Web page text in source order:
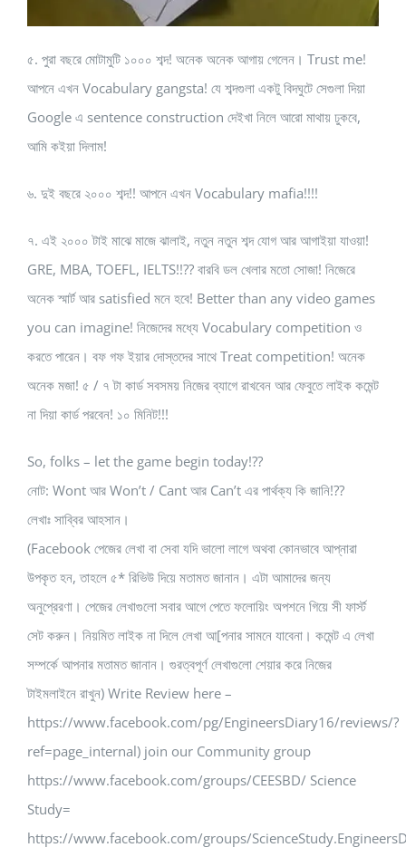
৫. পুরা বছরে মোটামুটি ১০০০ শব্দ! অনেক অনেক আগায় গেলেন। Trust me!
আপনে এখন Vocabulary gangsta! যে শব্দগুলা একটু বিদঘুটে সেগুলা দিয়া
Google এ sentence construction দেইখা নিলে আরো মাথায় ঢুকবে,
আমি কইয়া দিলাম!
৬. দুই বছরে ২০০০ শব্দ!! আপনে এখন Vocabulary mafia!!!!
৭. এই ২০০০ টাই মাঝে মাজে ঝালাই, নতুন নতুন শব্দ যোগ আর আগাইয়া যাওয়া!
GRE, MBA, TOEFL, IELTS!!?? বারবি ডল খেলার মতো সোজা! নিজেরে
অনেক স্মার্ট আর satisfied মনে হবে! Better than any video games
you can imagine! নিজেদের মধ্যে Vocabulary competition ও
করতে পারেন। বফ গফ ইয়ার দোস্তদের সাথে Treat competition! অনেক
অনেক মজা! ৫ / ৭ টা কার্ড সবসময় নিজের ব্যাগে রাখবেন আর ফেবুতে লাইক কমেন্ট
না দিয়া কার্ড পরবেন! ১০ মিনিট!!!
So, folks – let the game begin today!??
নোট: Wont আর Won’t / Cant আর Can’t এর পার্থক্য কি জানি!??
লেখাঃ সাব্বির আহসান।
(Facebook পেজের লেখা বা সেবা যদি ভালো লাগে অথবা কোনভাবে আপ্নারা
উপকৃত হন, তাহলে ৫* রিভিউ দিয়ে মতামত জানান। এটা আমাদের জন্য
অনুপ্রেরণা। পেজের লেখাগুলো সবার আগে পেতে ফলোয়িং অপশনে গিয়ে সী ফার্স্ট
সেট করুন। নিয়মিত লাইক না দিলে লেখা আ[পনার সামনে যাবেনা। কমেন্ট এ লেখা
সম্পর্কে আপনার মতামত জানান। গুরত্বপূর্ণ লেখাগুলো শেয়ার করে নিজের
টাইমলাইনে রাখুন) Write Review here –
https://www.facebook.com/pg/EngineersDiary16/reviews/?
ref=page_internal) join our Community group
https://www.facebook.com/groups/CEESBD/ Science
Study=
https://www.facebook.com/groups/